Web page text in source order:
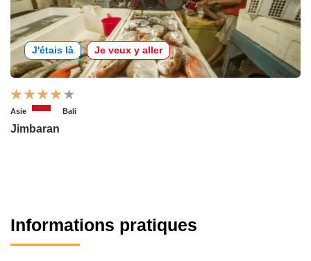
J'étais là Je veux y aller
Asie Bali
Jimbaran
Informations pratiques